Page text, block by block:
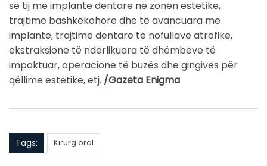
së tij me implante dentare në zonën estetike,
trajtime bashkëkohore dhe të avancuara me
implante, trajtime dentare të nofullave atrofike,
ekstraksione të ndërlikuara të dhëmbëve të
impaktuar, operacione të buzës dhe gingivës për
qëllime estetike, etj. /Gazeta Enigma
Tags: Kirurg oral